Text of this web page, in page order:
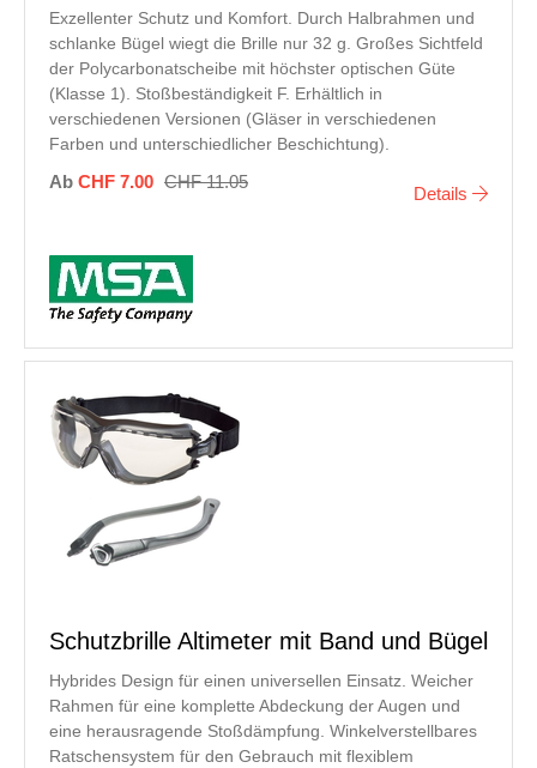
Exzellenter Schutz und Komfort. Durch Halbrahmen und
schlanke Bügel wiegt die Brille nur 32 g. Großes Sichtfeld
der Polycarbonatscheibe mit höchster optischen Güte
(Klasse 1). Stoßbeständigkeit F. Erhältlich in
verschiedenen Versionen (Gläser in verschiedenen
Farben und unterschiedlicher Beschichtung).
Ab CHF 7.00 CHF 11.05
Details
Schutzbrille Altimeter mit Band und Bügel
Hybrides Design für einen universellen Einsatz. Weicher
Rahmen für eine komplette Abdeckung der Augen und
eine herausragende Stoßdämpfung. Winkelverstellbares
Ratschensystem für den Gebrauch mit flexiblem